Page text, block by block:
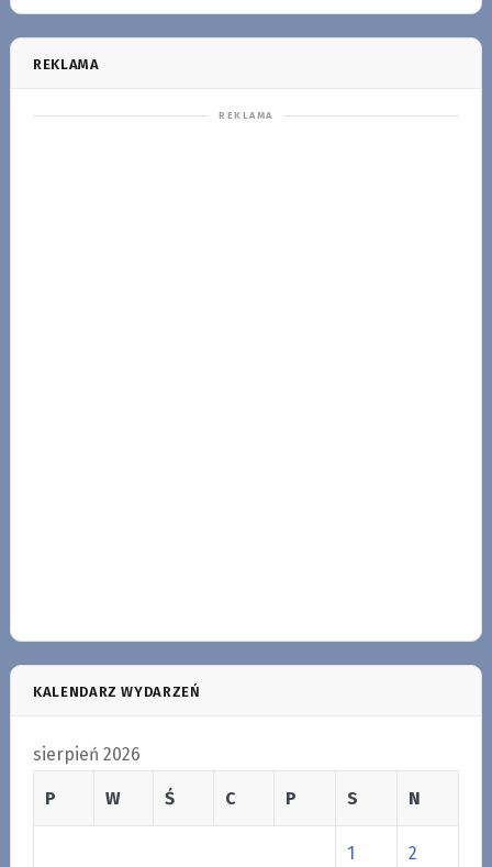
REKLAMA
KALENDARZ WYDARZEŃ
sierpień 2026
P W Ś C P S N
1 2